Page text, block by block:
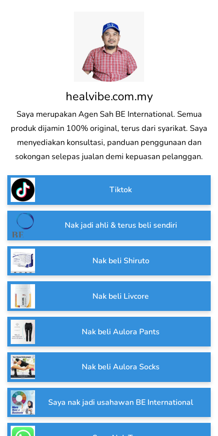
healvibe.com.my
Saya merupakan Agen Sah BE International. Semua
produk dijamin 100% original, terus dari syarikat. Saya
menyediakan konsultasi, panduan penggunaan dan
sokongan selepas jualan demi kepuasan pelanggan.
Tiktok
Nak jadi ahli & terus beli sendiri
Nak beli Shiruto
Nak beli Livcore
Nak beli Aulora Pants
Nak beli Aulora Socks
Saya nak jadi usahawan BE International